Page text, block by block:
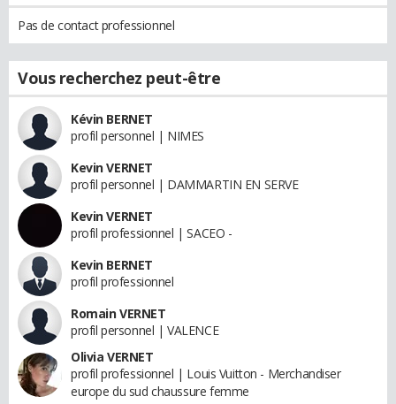
Pas de contact professionnel
Vous recherchez peut-être
Kévin BERNET
profil personnel | NIMES
Kevin VERNET
profil personnel | DAMMARTIN EN SERVE
Kevin VERNET
profil professionnel | SACEO -
Kevin BERNET
profil professionnel
Romain VERNET
profil personnel | VALENCE
Olivia VERNET
profil professionnel | Louis Vuitton - Merchandiser
europe du sud chaussure femme